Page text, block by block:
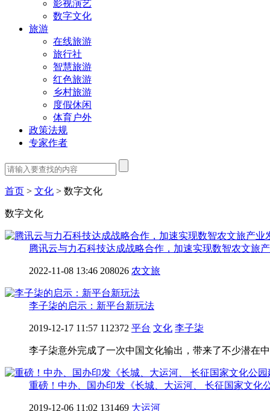
影视演艺
数字文化
旅游
在线旅游
旅行社
智慧旅游
红色旅游
乡村旅游
度假休闲
体育户外
政策法规
专家作者
首页 > 文化 > 数字文化
数字文化
腾讯云与力石科技达成战略合作，加速实现数智农文旅
2022-11-08 13:46 208026 农文旅
李子柒的启示：新平台新玩法
2019-12-17 11:57 112372 平台 文化 李子柒
李子柒意外完成了一次中国文化输出，带来了不少潜在
重磅！中办、国办印发《长城、大运河、 长征国家文化
2019-12-06 11:02 131469 大运河